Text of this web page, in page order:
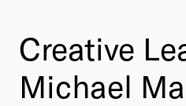
Creative
Michael